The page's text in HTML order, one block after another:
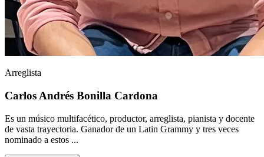
Arreglista
Carlos Andrés Bonilla Cardona
Es un músico multifacético, productor, arreglista, pianista y docente
de vasta trayectoria. Ganador de un Latin Grammy y tres veces
nominado a estos ...